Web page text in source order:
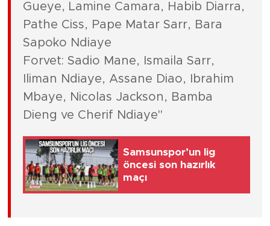
Gueye, Lamine Camara, Habib Diarra,
Pathe Ciss, Pape Matar Sarr, Bara
Sapoko Ndiaye
Forvet: Sadio Mane, Ismaila Sarr,
Iliman Ndiaye, Assane Diao, Ibrahim
Mbaye, Nicolas Jackson, Bamba
Dieng ve Cherif Ndiaye"
Samsunspor’un lig
öncesi son hazırlık
maçı